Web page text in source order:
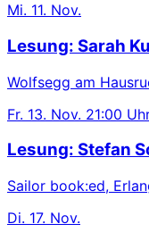
Mi. 11. Nov.
Lesung: Sarah
Wolfsegg am
Fr. 13. Nov. 21:00
Lesung: Stefan
Sailor book:ed,
Di. 17. Nov.